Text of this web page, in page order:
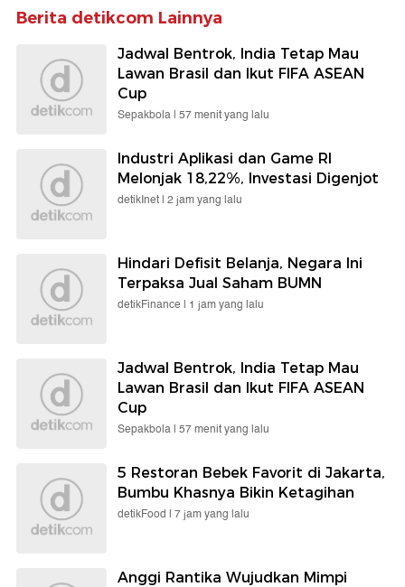
Berita detikcom Lainnya
Jadwal Bentrok, India Tetap Mau
Lawan Brasil dan Ikut FIFA ASEAN
Cup
Sepakbola | 57 menit yang lalu
Industri Aplikasi dan Game RI
Melonjak 18,22%, Investasi Digenjot
detikInet | 2 jam yang lalu
Hindari Defisit Belanja, Negara Ini
Terpaksa Jual Saham BUMN
detikFinance | 1 jam yang lalu
Jadwal Bentrok, India Tetap Mau
Lawan Brasil dan Ikut FIFA ASEAN
Cup
Sepakbola | 57 menit yang lalu
5 Restoran Bebek Favorit di Jakarta,
Bumbu Khasnya Bikin Ketagihan
detikFood | 7 jam yang lalu
Anggi Rantika Wujudkan Mimpi